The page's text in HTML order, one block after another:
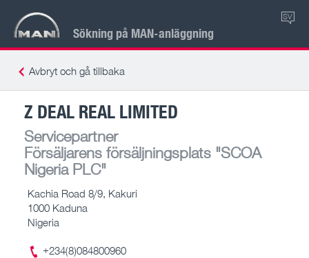
Sökning på MAN-anläggning
SV
Avbryt och gå tillbaka
Z DEAL REAL LIMITED
Servicepartner
Försäljarens försäljningsplats "SCOA
Nigeria PLC"
Kachia Road 8/9, Kakuri
1000 Kaduna
Nigeria
+234(8)084800960